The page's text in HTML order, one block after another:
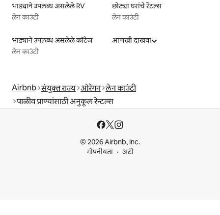
भाड्याने उपलब्ध असलेले RV
लेन काउंटी
छोट्या घरांचे रेंटल्स
लेन काउंटी
भाड्याने उपलब्ध असलेले कॉटेज
लेन काउंटी
आणखी दाखवा
Airbnb संयुक्त राज्य ओरेगन लेन काउंटी
पाळीव प्राण्यांसाठी अनुकूल रेन्टल्स
© 2026 Airbnb, Inc.
गोपनीयता
अटी